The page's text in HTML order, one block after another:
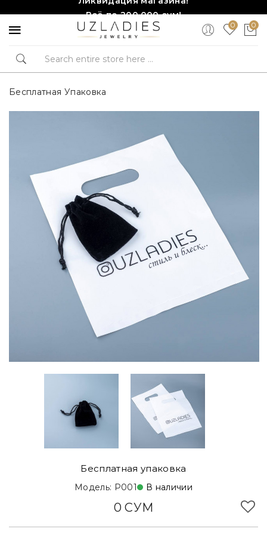
Всё по 200,000 сум!
Торопитесь, количество ограничено!❤️!0 0
Бесплатная Упаковка
Бесплатная упаковка
Модель: P001 В наличии
0 СУМ